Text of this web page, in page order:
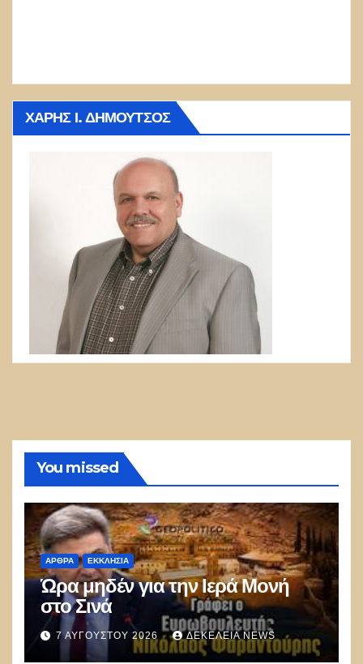
ΧΆΡΗΣ Ι. ΔΗΜΟΎΤΣΟΣ
You missed
ΑΡΘΡΑ ΕΚΚΛΗΣΊΑ
Ώρα μηδέν για την Ιερά Μονή
στο Σινά
7 ΑΥΓΟΎΣΤΟΥ 2026 ΔΕΚΈΛΕΙΑ NEWS